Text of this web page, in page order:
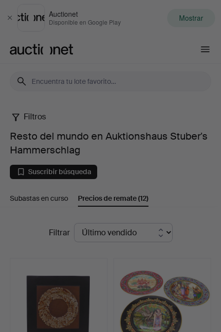
Cerrar
Auctionet
Disponible en Google Play Mostrar
Resto
del
mundo
en
Stuber's
Filtros
Resto del mundo en Auktionshaus Stuber's
Hammerschlag
Suscribir búsqueda
Subastas en curso Precios de remate(12)
Filtrar